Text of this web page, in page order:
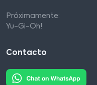
Próximamente:
Yu-Gi-Oh!
Contacto